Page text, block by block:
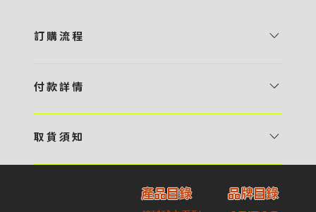
訂 購 流 程
預 約 〉，參看官網上的商品目錄和作品照片去選擇心儀的款式，同時可
報價 貴客可透過電郵方式或 WhatsApp 平台提交定製資料，4AM 團
相關價目，貴客最終確認後將獲取正式完整單據，請安排繳付貨款訂金以
啟動貨品製作 4 / 商品印製 訂金核實後，4AM 團隊將隨即開始製作 5
付 款 詳 情
・ Payme ・ 現金機入數 ・ 銀行櫃檯入數 ・ ATM自動櫃員機轉帳 ・
交易單據。如貴客欲更改電郵地址，請與 4AM 團隊聯絡 - 貴客的付款
記錄可透過電郵 或 WhatsApp平台（ 請註明訂單編號 ）交予4AM 團
取 貨 須 知
請與4AM團隊職員聯絡預約取貨時間｜​ ・ GoGoVan ｜即日完成配送
服務｜運費由貴客現金支付司機｜ ・ 順豐速運 ｜貨件運送需要多於2－
產品目錄 品牌目錄